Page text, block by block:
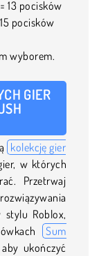
13 pocisków
pocisków
wyborem.
GIER
kolekcję gier
w których
Przetrwaj
Roblox,
Sum
ukończyć